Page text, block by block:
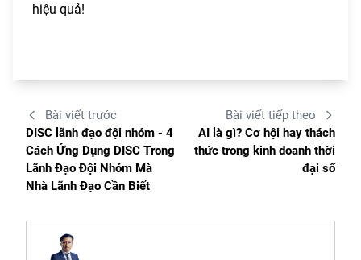
hiệu quả!
Bài viết trước
DISC lãnh đạo đội nhóm - 4
Cách Ứng Dụng DISC Trong
Lãnh Đạo Đội Nhóm Mà
Nhà Lãnh Đạo Cần Biết
Bài viết tiếp theo
AI là gì? Cơ hội hay thách
thức trong kinh doanh thời
đại số